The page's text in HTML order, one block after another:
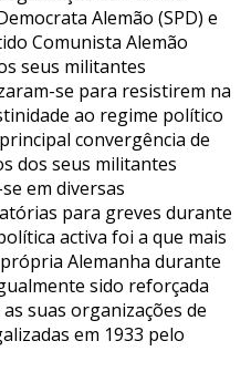
Alemão (SPD) e
Comunista Alemão
seus militantes
se para resistirem na
ao regime político
convergência de
dos seus militantes
em diversas
para greves durante
activa foi a que mais
Alemanha durante
sido reforçada
suas organizações de
em 1933 pelo